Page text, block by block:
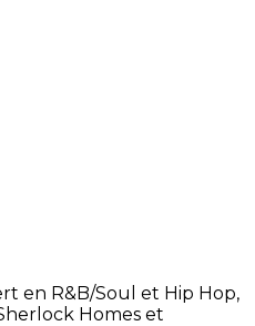
en R&B/Soul et Hip Hop,
Homes et